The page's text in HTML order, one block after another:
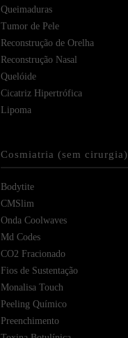
Queimaduras
Tumor de Pele
Reconstrução de Orelha
Reconstrução Nasal
Quelóide
Cicatriz Hipertrófica
Lipoma
Cosmiatria (sem cirurgia)
Bodytite
CMSlim
Onda Coolwaves
Md Codes
CO2 Fracionado
Fios de Sustentação
Monalisa Touch
Peeling Químico
Preenchimento